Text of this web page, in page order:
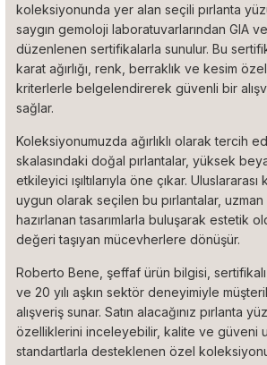
koleksiyonunda yer alan seçili pırlanta
saygın gemoloji laboratuvarlarından GIA
düzenlenen sertifikalarla sunulur. Bu
karat ağırlığı, renk, berraklık ve kesim
kriterlerle belgelendirerek güvenli bir
sağlar.
Koleksiyonumuzda ağırlıklı olarak tercih
skalasındaki doğal pırlantalar, yüksek
etkileyici ışıltılarıyla öne çıkar.
uygun olarak seçilen bu pırlantalar,
hazırlanan tasarımlarla buluşarak estetik
değeri taşıyan mücevherlere dönüşür.
Roberto Bene, şeffaf ürün bilgisi, sertifikalı
ve 20 yılı aşkın sektör deneyimiyle
alışveriş sunar. Satın alacağınız pırlanta
özelliklerini inceleyebilir, kalite ve güveni
standartlarla desteklenen özel